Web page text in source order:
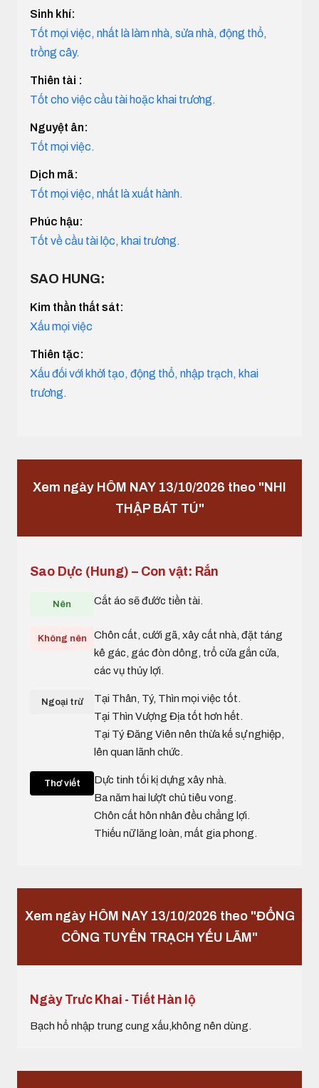
Sinh khí:
Tốt mọi việc, nhất là làm nhà, sửa nhà, động thổ,
trồng cây.
Thiên tài :
Tốt cho việc cầu tài hoặc khai trương.
Nguyệt ân:
Tốt mọi việc.
Dịch mã:
Tốt mọi việc, nhất là xuất hành.
Phúc hậu:
Tốt về cầu tài lộc, khai trương.
SAO HUNG:
Kim thần thất sát:
Xấu mọi việc
Thiên tặc:
Xấu đối với khởi tạo, động thổ, nhập trạch, khai
trương.
Xem ngày HÔM NAY 13/10/2026 theo "NHI
THẬP BÁT TÚ"
Sao Dực (Hung) – Con vật: Rắn
Nên Cắt áo sẽ đước tiền tài.
Không nên
Chôn cất, cưới gã, xây cất nhà, đặt táng
kê gác, gác đòn dông, trổ cửa gắn cửa,
các vụ thủy lợi.
Ngoại trừ
Tại Thân, Tý, Thìn mọi việc tốt.
Tại Thìn Vượng Địa tốt hơn hết.
Tại Tý Đăng Viên nên thừa kế sự nghiệp,
lên quan lãnh chức.
Thơ viết
Dực tinh tối kị dựng xây nhà.
Ba năm hai lượt chủ tiêu vong.
Chôn cất hôn nhân đều chẳng lợi.
Thiếu nữ lăng loàn, mất gia phong.
Xem ngày HÔM NAY 13/10/2026 theo "ĐỔNG
CÔNG TUYỂN TRẠCH YẾU LÃM"
Ngày Trưc Khai - Tiết Hàn lộ
Bạch hổ nhập trung cung xấu,không nên dùng.